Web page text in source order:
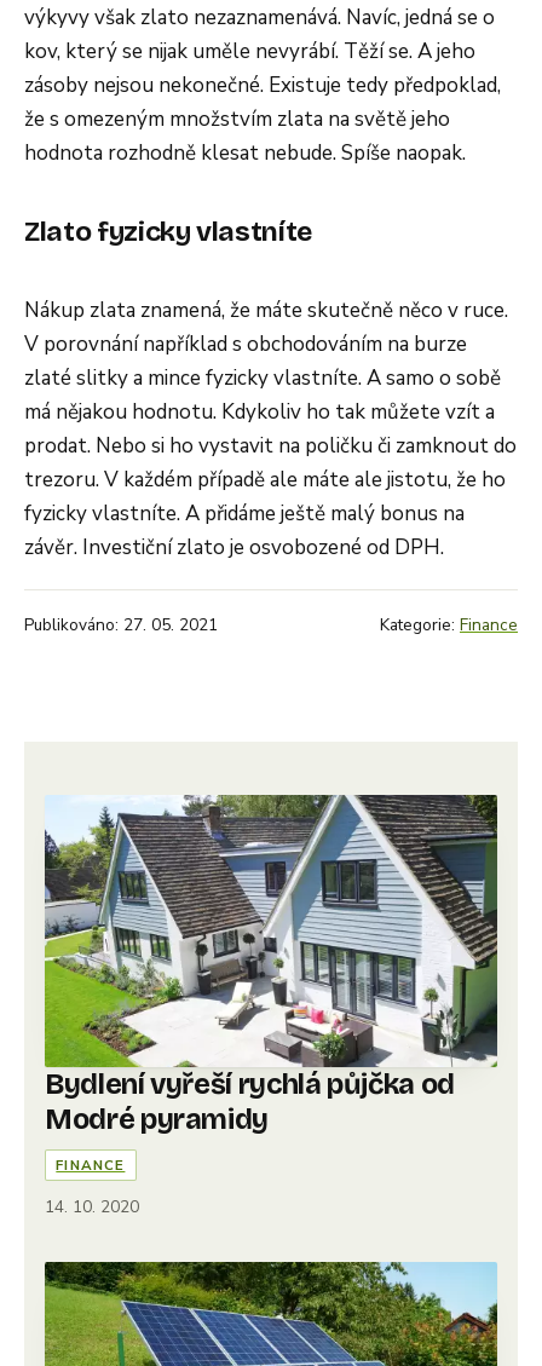
výkyvy však zlato nezaznamenává. Navíc, jedná se o
kov, který se nijak uměle nevyrábí. Těží se. A jeho
zásoby nejsou nekonečné. Existuje tedy předpoklad,
že s omezeným množstvím zlata na světě jeho
hodnota rozhodně klesat nebude. Spíše naopak.
Zlato fyzicky vlastníte
Nákup zlata znamená, že máte skutečně něco v ruce.
V porovnání například s obchodováním na burze
zlaté slitky a mince fyzicky vlastníte. A samo o sobě
má nějakou hodnotu. Kdykoliv ho tak můžete vzít a
prodat. Nebo si ho vystavit na poličku či zamknout do
trezoru. V každém případě ale máte ale jistotu, že ho
fyzicky vlastníte. A přidáme ještě malý bonus na
závěr. Investiční zlato je osvobozené od DPH.
Publikováno: 27. 05. 2021 Kategorie: Finance
Bydlení vyřeší rychlá půjčka od
Modré pyramidy
FINANCE
14. 10. 2020